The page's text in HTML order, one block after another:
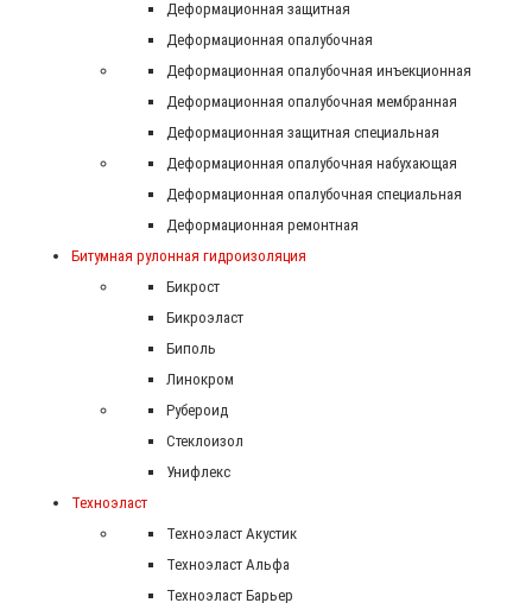
Деформационная защитная
Деформационная опалубочная
Деформационная опалубочная инъекционная
Деформационная опалубочная мембранная
Деформационная защитная специальная
Деформационная опалубочная набухающая
Деформационная опалубочная специальная
Деформационная ремонтная
Битумная рулонная гидроизоляция
Бикрост
Бикроэласт
Биполь
Линокром
Рубероид
Стеклоизол
Унифлекс
Техноэласт
Техноэласт Акустик
Техноэласт Альфа
Техноэласт Барьер